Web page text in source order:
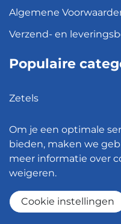
Algemene
Verzend- en
Populaire
Zetels
Hanglampen
Bureaustoelen
Om je een optimale
bieden, maken we
meer informatie over
weigeren.
Cookie instellingen